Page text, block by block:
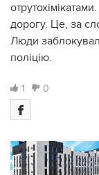
дорогу. Це, за
Люди
поліцію.
1 0